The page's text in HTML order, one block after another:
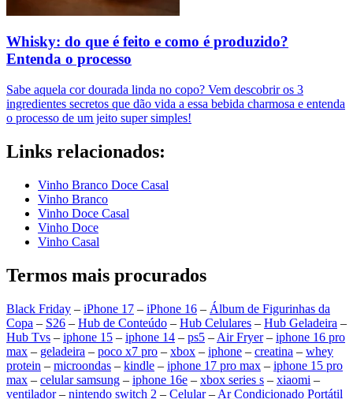
Whisky: do que é feito e como é produzido?
Entenda o processo
Sabe aquela cor dourada linda no copo? Vem descobrir os 3
ingredientes secretos que dão vida a essa bebida charmosa e entenda
o processo de um jeito super simples!
Links relacionados:
Vinho Branco Doce Casal
Vinho Branco
Vinho Doce Casal
Vinho Doce
Vinho Casal
Termos mais procurados
Black Friday – iPhone 17 – iPhone 16 – Álbum de Figurinhas da
Copa – S26 – Hub de Conteúdo – Hub Celulares – Hub Geladeira –
Hub Tvs – iphone 15 – iphone 14 – ps5 – Air Fryer– iphone 16 pro
max – geladeira – poco x7 pro – xbox – iphone – creatina – whey
protein – microondas – kindle – iphone 17 pro max – iphone 15 pro
max – celular samsung – iphone 16e – xbox series s – xiaomi –
ventilador– nintendo switch 2 – Celular– Ar Condicionado Portátil